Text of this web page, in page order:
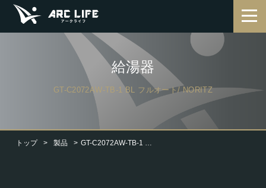
トップ 製品 GT-C2072AW-TB-1 BL フルオート
給湯器
GT-C2072AW-TB-1 BL フルオート/ NORITZ